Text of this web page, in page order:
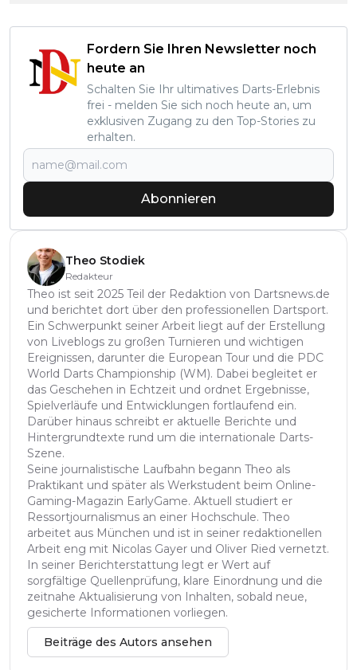
Fordern Sie Ihren Newsletter noch
heute an
Schalten Sie Ihr ultimatives Darts-Erlebnis
frei - melden Sie sich noch heute an, um
exklusiven Zugang zu den Top-Stories zu
erhalten.
Abonnieren
Theo Stodiek
Redakteur
Theo ist seit 2025 Teil der Redaktion von Dartsnews.de
und berichtet dort über den professionellen Dartsport.
Ein Schwerpunkt seiner Arbeit liegt auf der Erstellung
von Liveblogs zu großen Turnieren und wichtigen
Ereignissen, darunter die European Tour und die PDC
World Darts Championship (WM). Dabei begleitet er
das Geschehen in Echtzeit und ordnet Ergebnisse,
Spielverläufe und Entwicklungen fortlaufend ein.
Darüber hinaus schreibt er aktuelle Berichte und
Hintergrundtexte rund um die internationale Darts-
Szene.
Seine journalistische Laufbahn begann Theo als
Praktikant und später als Werkstudent beim Online-
Gaming-Magazin EarlyGame. Aktuell studiert er
Ressortjournalismus an einer Hochschule. Theo
arbeitet aus München und ist in seiner redaktionellen
Arbeit eng mit Nicolas Gayer und Oliver Ried vernetzt.
In seiner Berichterstattung legt er Wert auf
sorgfältige Quellenprüfung, klare Einordnung und die
zeitnahe Aktualisierung von Inhalten, sobald neue,
gesicherte Informationen vorliegen.
Beiträge des Autors ansehen